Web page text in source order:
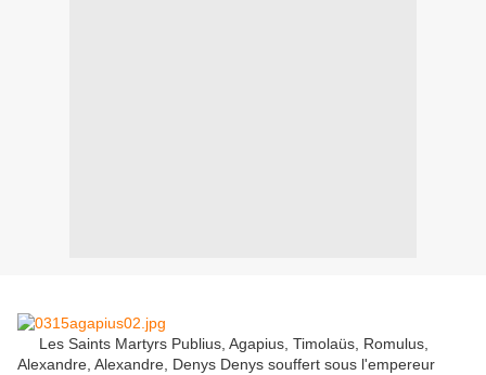
Les Saints Martyrs Publius Agapius Timolaüs Romulus
Alexandre Alexandre Denys Denys souffert sous l'empereur